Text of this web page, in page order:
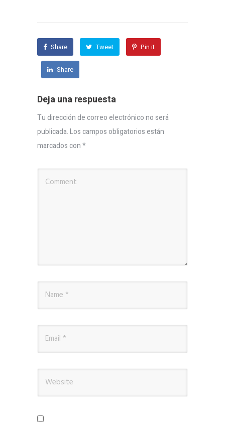
Share Tweet Pin it
Share
Deja una respuesta
Tu dirección de correo electrónico no será
publicada.Los campos obligatorios están
marcados con*